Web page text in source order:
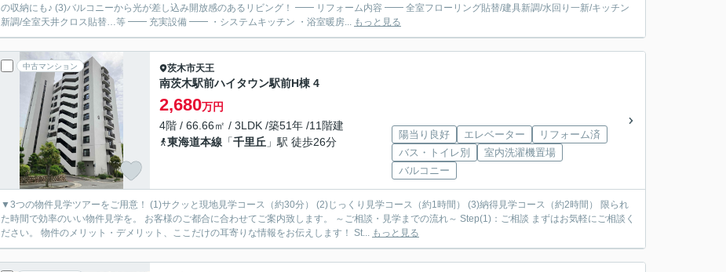
の収納にも♪ (3)バルコニーから光が差し込み開放感のあるリビング！ ━━ リフォーム内容 ━━ 全室フローリング貼替/建具新調/水回り一新/キッチン
新調/全室天井クロス貼替…等 ━━ 充実設備 ━━ ・システムキッチン ・浴室暖房... もっと見る
中古マンション 茨木市天王
南茨木駅前ハイタウン駅前H棟 4
2,680万円
4階 / 66.66㎡ / 3LDK /築51年 /11階建
東海道本線 「千里丘 」駅 徒歩26分
陽当り良好 エレベーター
リフォーム済
バス・トイレ別
室内洗濯機置場
バルコニー
▼3つの物件見学ツアーをご用意！ (1)サクッと現地見学コース（約30分） (2)じっくり見学コース（約1時間） (3)納得見学コース（約2時間） 限られ
た時間で効率のいい物件見学を。 お客様のご都合に合わせてご案内致します。 ～ご相談・見学までの流れ～ Step(1)：ご相談 まずはお気軽にご相談く
ださい。 物件のメリット・デメリット、ここだけの耳寄りな情報をお伝えします！ St... もっと見る